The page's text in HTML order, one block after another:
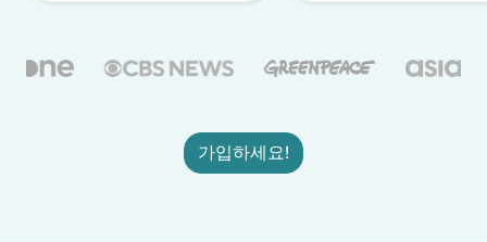
가입하세요!